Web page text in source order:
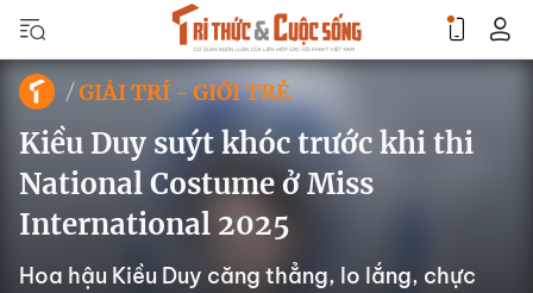
GIẢI TRÍ - GIỚI TRẺ
Kiều Duy suýt khóc trước khi thi
National Costume ở Miss
International 2025
Hoa hậu Kiều Duy căng thẳng, lo lắng, chực